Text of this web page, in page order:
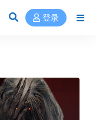
登录